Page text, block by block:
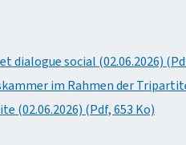
dialogue social (02.06.2026)
im Rahmen der
(02.06.2026) (Pdf, 653 Ko)